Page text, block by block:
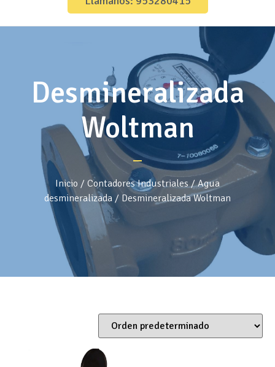
Desmineralizada
Woltman
Inicio / Contadores Industriales/Agua
desmineralizada / Desmineralizada Woltman